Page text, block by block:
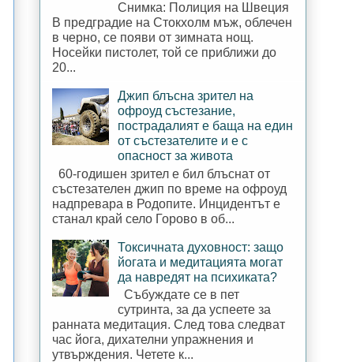
Снимка: Полиция на Швеция
В предградие на Стокхолм мъж, облечен
в черно, се появи от зимната нощ.
Носейки пистолет, той се приближи до
20...
Джип блъсна зрител на
офроуд състезание,
пострадалият е баща на един
от състезателите и е с
опасност за живота
60-годишен зрител е бил блъснат от
състезателен джип по време на офроуд
надпревара в Родопите. Инцидентът е
станал край село Горово в об...
Токсичната духовност: защо
йогата и медитацията могат
да навредят на психиката?
Събуждате се в пет
сутринта, за да успеете за
ранната медитация. След това следват
час йога, дихателни упражнения и
утвърждения. Четете к...